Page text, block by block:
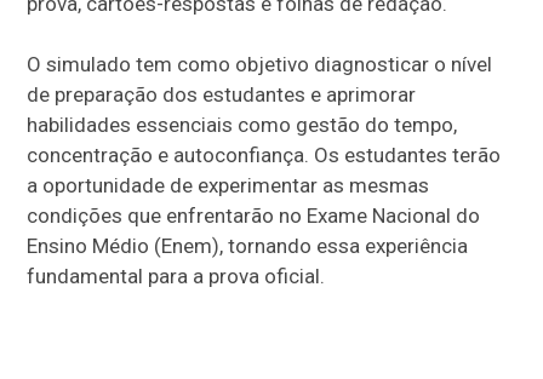
O simulado tem como objetivo diagnosticar o nível
de preparação dos estudantes e aprimorar
habilidades essenciais como gestão do tempo,
concentração e autoconfiança. Os estudantes terão
a oportunidade de experimentar as mesmas
condições que enfrentarão no Exame Nacional do
Ensino Médio (Enem), tornando essa experiência
fundamental para a prova oficial.